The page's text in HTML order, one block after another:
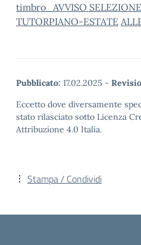
timbro_AVVISO
TUTORPIANO-ESTATE
Pubblicato: 17.02.2025 -
Eccetto dove diversamente
stato rilasciato sotto Licenza
Attribuzione 4.0 Italia.
Stampa / Condividi